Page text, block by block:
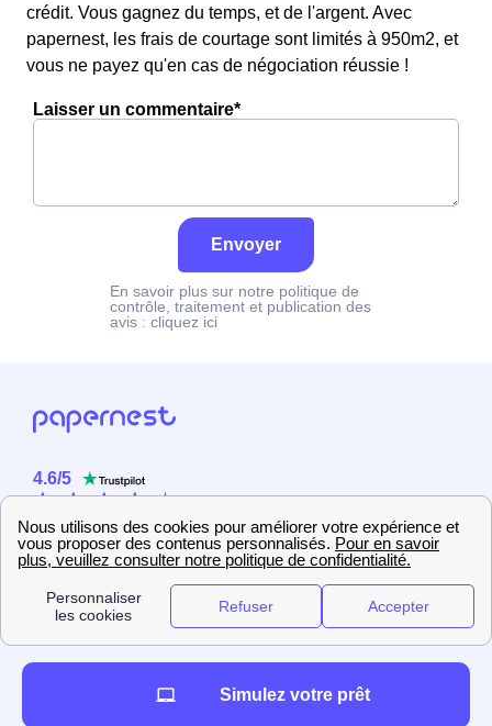
crédit. Vous gagnez du temps, et de l'argent. Avec
papernest, les frais de courtage sont limités à 950m2, et
vous ne payez qu'en cas de négociation réussie !
Laisser un commentaire*
Envoyer
En savoir plus sur notre politique de
contrôle, traitement et publication des
avis : cliquez ici
4.6/5
2358 utilisateurs
Simulez votre prêt